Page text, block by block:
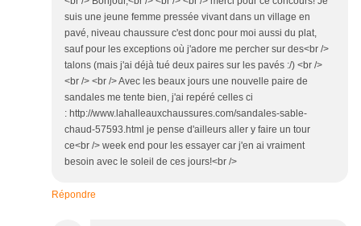
suis une jeune femme pressée vivant dans un village en
pavé, niveau chaussure c'est donc pour moi aussi du plat,
sauf pour les exceptions où j'adore me percher sur des<br />
talons (mais j'ai déjà tué deux paires sur les pavés :/) <br />
<br /> <br /> Avec les beaux jours une nouvelle paire de
sandales me tente bien, j'ai repéré celles ci
: http://www.lahalleauxchaussures.com/sandales-sable-
chaud-57593.html je pense d'ailleurs aller y faire un tour
ce<br /> week end pour les essayer car j'en ai vraiment
besoin avec le soleil de ces jours!<br />
Répondre